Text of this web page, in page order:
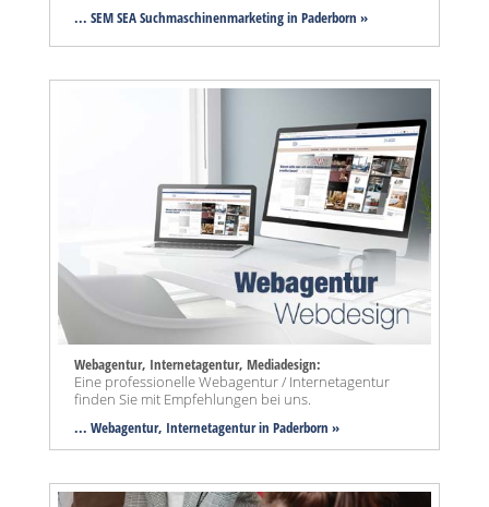
... SEM SEA Suchmaschinenmarketingin Paderborn »
Webagentur, Internetagentur, Mediadesign:
Eine professionelle Webagentur / Internetagentur
finden Sie mit Empfehlungen bei uns.
... Webagentur, Internetagentur in Paderborn »